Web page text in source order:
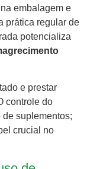
embalagem e
prática regular de
potencializa
e prestar
controle do
suplementos;
crucial no